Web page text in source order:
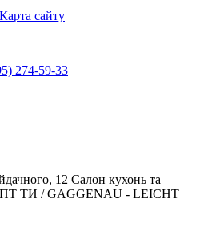
Карта сайту
274-59-33
12 Салон кухонь та
ТИ / GAGGENAU - LEICHT